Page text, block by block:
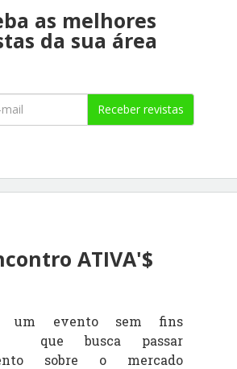
as melhores
da sua área
Receber revistas
ATIVA'$
um evento sem fins
que busca passar
sobre o mercado